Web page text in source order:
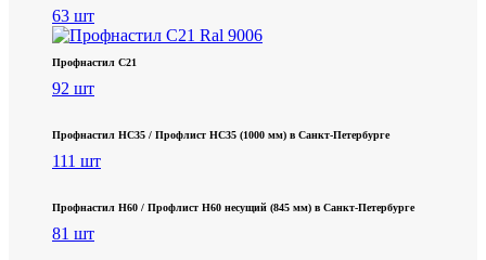
63 шт
Профнастил С21
92 шт
Профнастил НС35 / Профлист НС35 (1000 мм) в Санкт‑Петербурге
111 шт
Профнастил Н60 / Профлист Н60 несущий (845 мм) в Санкт-Петербурге
81 шт